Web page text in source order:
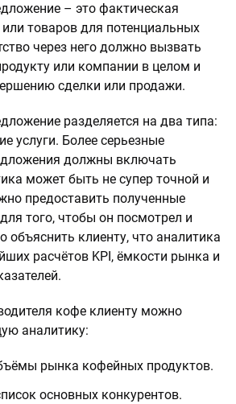
– это фактическая
или товаров для потенциальных
через него должно вызвать
или компании в целом и
сделки или продажи.
разделяется на два типа:
услуги. Более серьезные
должны включать
может быть не супер точной и
предоставить полученные
того, чтобы он посмотрел и
объяснить клиенту, что аналитика
расчётов KPI, ёмкости рынка и
кофе клиенту можно
аналитику:
рынка кофейных продуктов.
основных конкурентов.